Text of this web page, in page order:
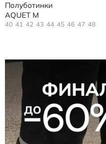
Полуботинки
AQUET M
40 41 42 43 44 45 46 47 48